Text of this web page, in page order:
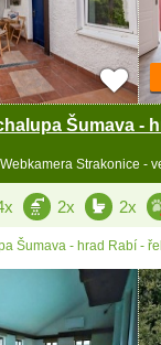
Šumava -
Strakonice -
2x 2x
Šumava - hrad Rabí -